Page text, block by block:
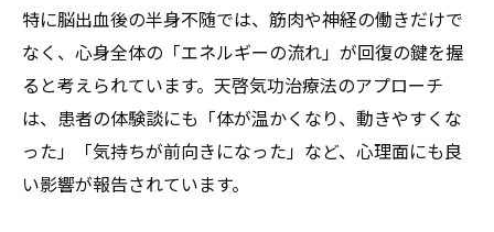
特に脳出血後の半身不随では、筋肉や神経の働きだけで
なく、心身全体の「エネルギーの流れ」が回復の鍵を握
ると考えられています。天啓気功治療法のアプローチ
は、患者の体験談にも「体が温かくなり、動きやすくな
った」「気持ちが前向きになった」など、心理面にも良
い影響が報告されています。